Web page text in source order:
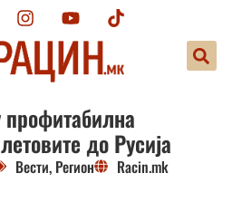
профитабилна
до Русија
Вести, Регион Racin.mk